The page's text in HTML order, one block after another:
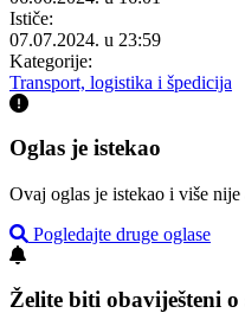
Ističe:
07.07.2024. u 23:59
Kategorije:
Transport, logistika i špedicija
Oglas je istekao
Ovaj oglas je istekao i više nije
Pogledajte druge oglase
Želite biti obaviješteni